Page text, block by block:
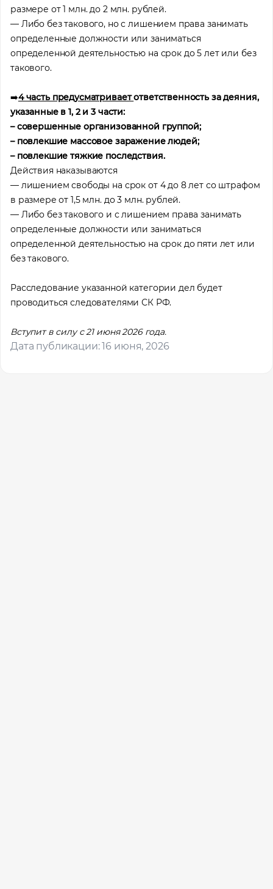
размере от 1 млн. до 2 млн. рублей.
— Либо без такового, но с лишением права занимать
определенные должности или заниматься
определенной деятельностью на срок до 5 лет или без
такового.
➡️4 часть предусматриваетответственность за деяния,
указанные в 1, 2 и 3 части:
– совершенные организованной группой;
– повлекшие массовое заражение людей;
– повлекшие тяжкие последствия.
Действия наказываются
— лишением свободы на срок от 4 до 8 лет со штрафом
в размере от 1,5 млн. до 3 млн. рублей.
— Либо без такового и с лишением права занимать
определенные должности или заниматься
определенной деятельностью на срок до пяти лет или
без такового.
Расследование указанной категории дел будет
проводиться следователями СК РФ.
Вступит в силу с 21 июня 2026 года.
Дата публикации: 16 июня, 2026
в трудоустройстве
заявку и мы подберем вам доступные варианты
в интересующей вас локации
Ваше имя
Профессия
Местоположение